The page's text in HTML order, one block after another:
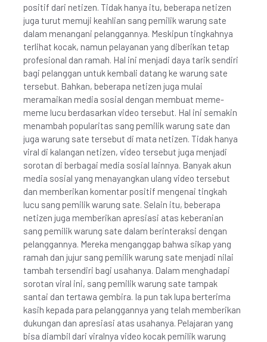
positif dari netizen. Tidak hanya itu, beberapa netizen
juga turut memuji keahlian sang pemilik warung sate
dalam menangani pelanggannya. Meskipun tingkahnya
terlihat kocak, namun pelayanan yang diberikan tetap
profesional dan ramah. Hal ini menjadi daya tarik sendiri
bagi pelanggan untuk kembali datang ke warung sate
tersebut. Bahkan, beberapa netizen juga mulai
meramaikan media sosial dengan membuat meme-
meme lucu berdasarkan video tersebut. Hal ini semakin
menambah popularitas sang pemilik warung sate dan
juga warung sate tersebut di mata netizen. Tidak hanya
viral di kalangan netizen, video tersebut juga menjadi
sorotan di berbagai media sosial lainnya. Banyak akun
media sosial yang menayangkan ulang video tersebut
dan memberikan komentar positif mengenai tingkah
lucu sang pemilik warung sate. Selain itu, beberapa
netizen juga memberikan apresiasi atas keberanian
sang pemilik warung sate dalam berinteraksi dengan
pelanggannya. Mereka menganggap bahwa sikap yang
ramah dan jujur sang pemilik warung sate menjadi nilai
tambah tersendiri bagi usahanya. Dalam menghadapi
sorotan viral ini, sang pemilik warung sate tampak
santai dan tertawa gembira. Ia pun tak lupa berterima
kasih kepada para pelanggannya yang telah memberikan
dukungan dan apresiasi atas usahanya. Pelajaran yang
bisa diambil dari viralnya video kocak pemilik warung